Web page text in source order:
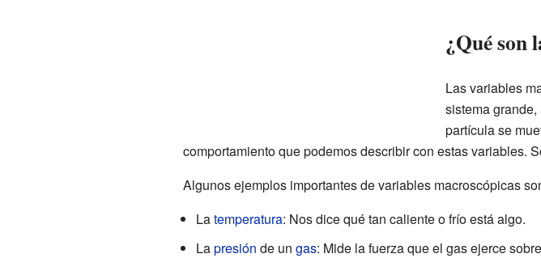
¿Qué son
Las variables
sistema
partícula se
comportamiento que podemos describir con estas variables.
Algunos ejemplos importantes de variables macroscópicas
Latemperatura: Nos dice qué tan caliente o frío está algo.
Lapresión de un gas: Mide la fuerza que el gas ejerce